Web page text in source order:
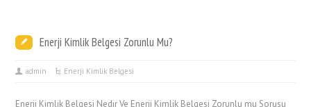
Enerji Kimlik Belgesi Zorunlu Mu?
admin Enerji Kimlik Belgesi
Enerji Kimlik Belgesi Nedir Ve Enerji Kimlik Belgesi Zorunlu mu Sorusu